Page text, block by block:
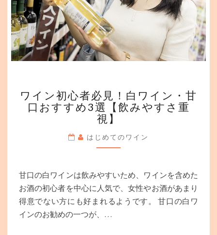
の
法
を
伝
授
す
イ
ン
初
者
必
白
ワ
イ
ン・
ワイン初心者必見！白ワイン・甘
口おすすめ3選【飲みやすさ重
視】
はじめてのワイン
甘口の白ワインは飲みやすいため、ワインを含めた
お酒の初心者を中心に人気で、女性やお酒があまり
得意でない方にも好まれるようです。 甘口の白ワ
インのお勧めの一つが、…